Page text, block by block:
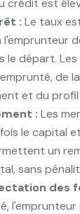
crédit est
: Le taux
l'emprunteur
le départ.
de
et du
: Les
le capital
un
sans
des
l'emprunteur